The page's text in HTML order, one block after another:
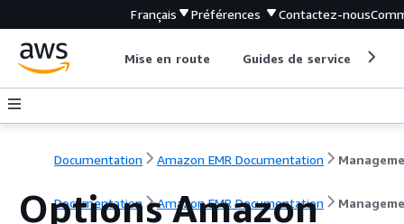
Français Préférences Contactez-nous
Mise en route Guides de service
Documentation Amazon EMR Documentation
Documentation Amazon EMR Documentation
Options Amazon